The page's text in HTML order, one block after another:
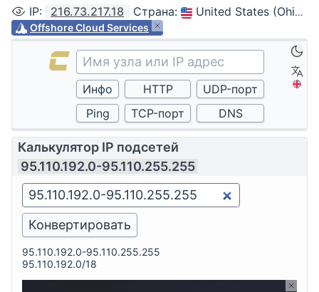
IP: 216.73.217.18 Страна: United States (Ohio, Columbus)
Offshore Cloud Services
Калькулятор IP подсетей
95.110.192.0-95.110.255.255
95.110.192.0-95.110.255.255
95.110.192.0/18